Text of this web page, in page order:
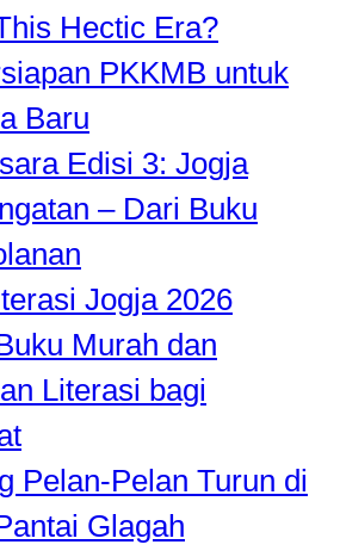
Hectic Era?
PKKMB untuk
Baru
Edisi 3: Jogja
– Dari Buku
Jogja 2026
Murah dan
Literasi bagi
Pelan-Pelan Turun di
Glagah